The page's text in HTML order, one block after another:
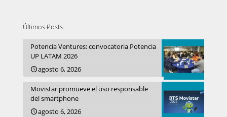
Últimos Posts
Potencia Ventures: convocatoria Potencia
UP LATAM 2026
agosto 6, 2026
Movistar promueve el uso responsable
del smartphone
agosto 6, 2026